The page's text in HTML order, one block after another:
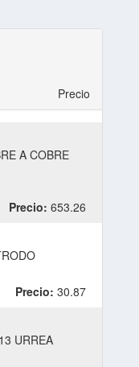
Precio
A COBRE
Precio: 653.26
Precio: 30.87
URREA